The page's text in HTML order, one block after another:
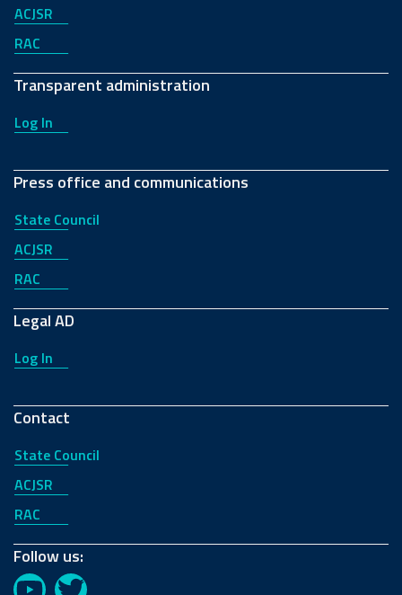
ACJSR
RAC
Transparent administration
Log In
Press office and communications
State Council
ACJSR
RAC
Legal AD
Log In
Contact
State Council
ACJSR
RAC
Follow us: